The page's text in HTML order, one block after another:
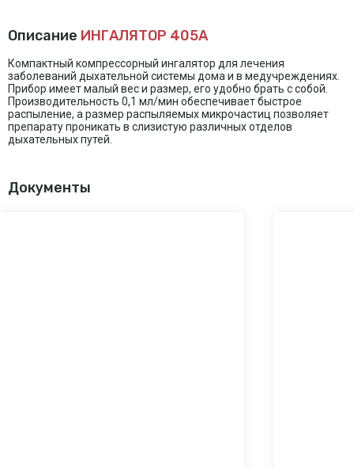
Описание ИНГАЛЯТОР 405A
Компактный компрессорный ингалятор для лечения
заболеваний дыхательной системы дома и в медучреждениях.
Прибор имеет малый вес и размер, его удобно брать с собой.
Производительность 0,1 мл/мин обеспечивает быстрое
распыление, а размер распыляемых микрочастиц позволяет
препарату проникать в слизистую различных отделов
дыхательных путей.
Документы